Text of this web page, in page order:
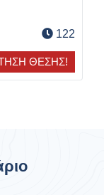
122
ΘΕΣΗΣ!